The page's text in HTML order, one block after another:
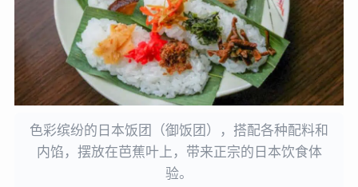
色彩缤纷的日本饭团（御饭团），搭配各种配料和
内馅，摆放在芭蕉叶上，带来正宗的日本饮食体
验。